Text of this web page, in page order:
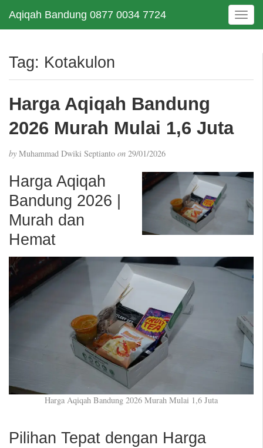
Aqiqah Bandung 0877 0034 7724
T
o
e
t
Tag: Kotakulon
Harga Aqiqah Bandung
2026 Murah Mulai 1,6 Juta
by Muhammad Dwiki Septianto on 29/01/2026
Harga Aqiqah
Bandung 2026 |
Murah dan
Hemat
Harga Aqiqah Bandung 2026 Murah Mulai 1,6 Juta
Pilihan Tepat dengan Harga